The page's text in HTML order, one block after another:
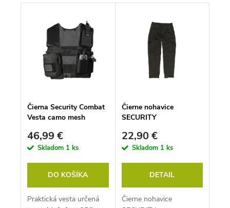
o
v
Najpredávanejšie
Abecedne
k
t
v
Čierna Security Combat
Vesta camo mesh
46,99 €
Skladom 1 ks
DO KOŠÍKA
Praktická vesta určená
Čierne nohavice
SECURITY
22,90 €
Skladom 1 ks
DETAIL
Čierne nohavice